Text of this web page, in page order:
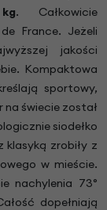
. Całkowicie
France. Jeżeli
jakości
Kompaktowa
sportowy,
świecie został
siodełko
klasyką zrobiły z
w mieście.
nachylenia 73°
dopełniają